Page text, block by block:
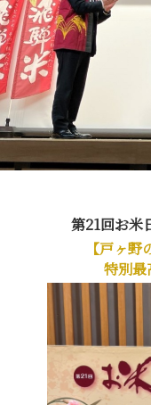
第21回お米
【戸ヶ野
特別最